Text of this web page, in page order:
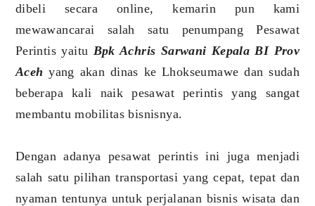
dibeli secara online, kemarin pun kami
mewawancarai salah satu penumpang Pesawat
Perintis yaitu Bpk Achris Sarwani Kepala BI Prov
Aceh yang akan dinas ke Lhokseumawe dan sudah
beberapa kali naik pesawat perintis yang sangat
membantu mobilitas bisnisnya.
Dengan adanya pesawat perintis ini juga menjadi
salah satu pilihan transportasi yang cepat, tepat dan
nyaman tentunya untuk perjalanan bisnis wisata dan